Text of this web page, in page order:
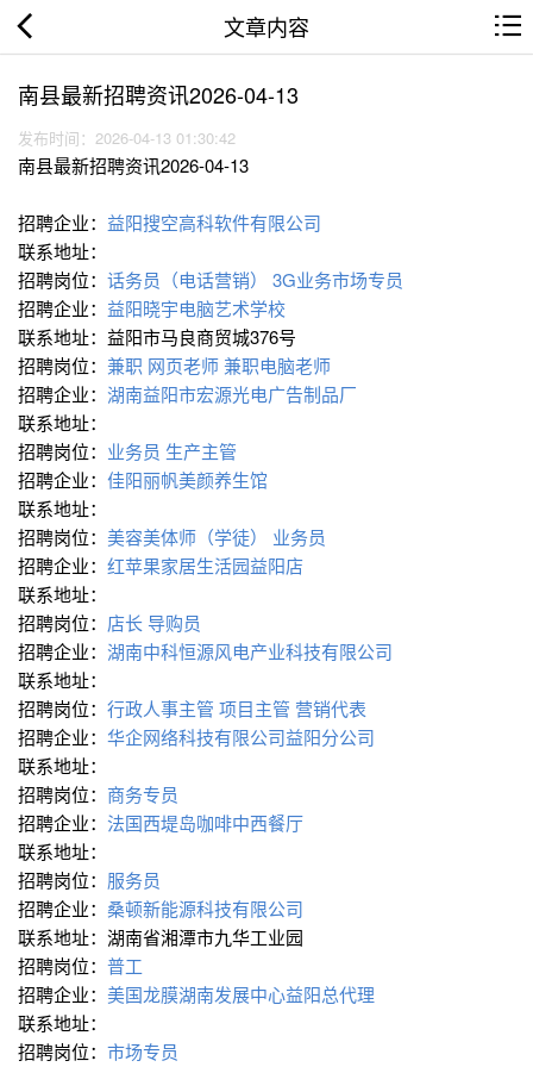
文章内容
南县最新招聘资讯2026-04-13
发布时间：2026-04-13 01:30:42
南县最新招聘资讯2026-04-13
招聘企业： 益阳搜空高科软件有限公司
联系地址：
招聘岗位： 话务员（电话营销）
3G业务市场专员
招聘企业： 益阳晓宇电脑艺术学校
联系地址：益阳市马良商贸城376号
招聘岗位： 兼职 网页老师兼职电脑老师
招聘企业： 湖南益阳市宏源光电广告制品厂
联系地址：
招聘岗位： 业务员 生产主管
招聘企业： 佳阳丽帆美颜养生馆
联系地址：
招聘岗位： 美容美体师（学徒）
业务员
招聘企业： 红苹果家居生活园益阳店
联系地址：
招聘岗位： 店长 导购员
招聘企业： 湖南中科恒源风电产业科技有限公司
联系地址：
招聘岗位： 行政人事主管 项目主管 营销代表
招聘企业： 华企网络科技有限公司益阳分公司
联系地址：
招聘岗位： 商务专员
招聘企业： 法国西堤岛咖啡中西餐厅
联系地址：
招聘岗位： 服务员
招聘企业： 桑顿新能源科技有限公司
联系地址：湖南省湘潭市九华工业园
招聘岗位： 普工
招聘企业： 美国龙膜湖南发展中心益阳总代理
联系地址：
招聘岗位： 市场专员